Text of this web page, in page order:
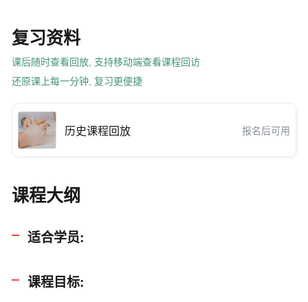
复习资料
课后随时查看回放, 支持移动端查看课程回访
还原课上每一分钟, 复习更便捷
历史课程回放 报名后可用
课程大纲
适合学员:
课程目标: